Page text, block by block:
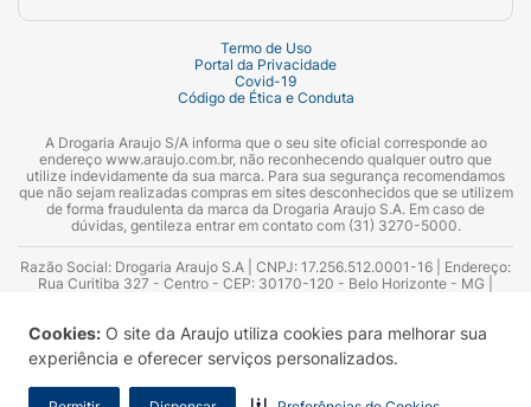
Cookies: O site da Araujo utiliza cookies para melhorar sua
experiência e oferecer serviços personalizados.
Termo de Uso
Portal da Privacidade
Covid-19
Código de Ética e Conduta
A Drogaria Araujo S/A informa que o seu site oficial corresponde ao
endereço www.araujo.com.br, não reconhecendo qualquer outro que
utilize indevidamente da sua marca. Para sua segurança recomendamos
que não sejam realizadas compras em sites desconhecidos que se utilizem
de forma fraudulenta da marca da Drogaria Araujo S.A. Em caso de
dúvidas, gentileza entrar em contato com (31) 3270-5000.
Razão Social: Drogaria Araujo S.A | CNPJ: 17.256.512.0001-16 | Endereço:
Rua Curitiba 327 - Centro - CEP: 30170-120 - Belo Horizonte - MG |
Azevedo Guimarães – CRF 10.965 | Yasmin Silva Alvarenga – CRF 52.584 -
Consultor substituto: Thiago Aguiar Pinheiro - CRF Nº 13.748. Alvará
Sanitário: 2025020713 | Autorização de Funcionamento da Empresa (AFE):